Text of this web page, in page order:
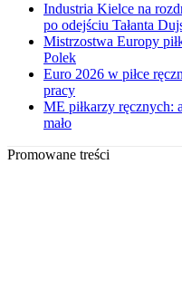
Industria Kielce na
po odejściu Tałanta
Mistrzostwa Europy
Polek
Euro 2026 w piłce
pracy
ME piłkarzy ręcznych:
mało
Promowane treści